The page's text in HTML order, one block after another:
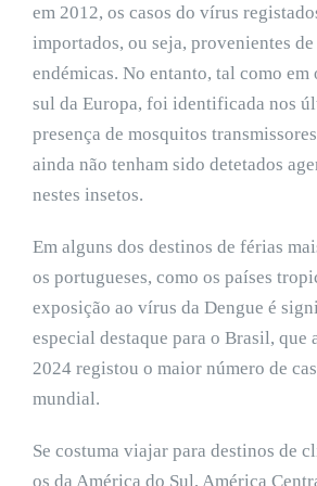
em 2012, os casos do vírus
importados, ou seja, provenientes de
endémicas. No entanto, tal como em
sul da Europa, foi identificada nos
presença de mosquitos
ainda não tenham sido detetados
nestes insetos.
Em alguns dos destinos de férias
os portugueses, como os países
exposição ao vírus da Dengue é
especial destaque para o Brasil, que
2024 registou o maior número de
mundial.
Se costuma viajar para destinos de
os da América do Sul, América